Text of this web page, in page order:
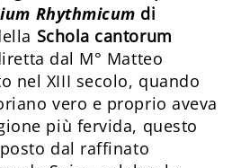
Rhythmicum di
Schola cantorum
dal M° Matteo
nel XIII secolo, quando
vero e proprio aveva
più fervida, questo
dal raffinato